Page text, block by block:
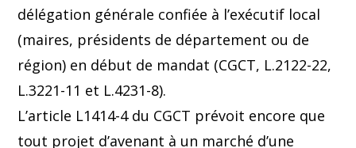
délégation générale confiée à l’exécutif local
(maires, présidents de département ou de
région) en début de mandat (CGCT, L.2122-22,
L.3221-11 et L.4231-8).
L’article L1414-4 du CGCT prévoit encore que
tout projet d’avenant à un marché d’une